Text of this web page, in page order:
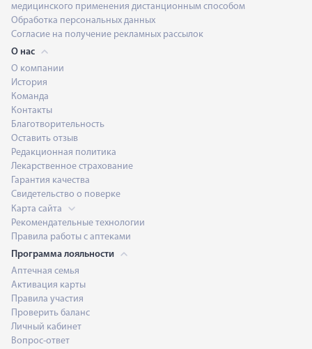
медицинского применения дистанционным способом
Обработка персональных данных
Согласие на получение рекламных рассылок
О нас
О компании
История
Команда
Контакты
Благотворительность
Оставить отзыв
Редакционная политика
Лекарственное страхование
Гарантия качества
Свидетельство о поверке
Карта сайта
Рекомендательные технологии
Правила работы с аптеками
Программа лояльности
Аптечная семья
Активация карты
Правила участия
Проверить баланс
Личный кабинет
Вопрос-ответ